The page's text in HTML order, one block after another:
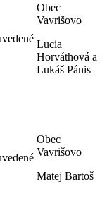
Obec
Vavrišovo
Lucia
Horváthová a
Lukáš Pánis
Obec
Vavrišovo
Matej Bartoš